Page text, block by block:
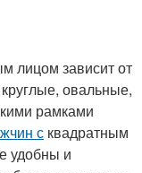
лицом зависит от
овальные,
рамками
с квадратным
удобны и